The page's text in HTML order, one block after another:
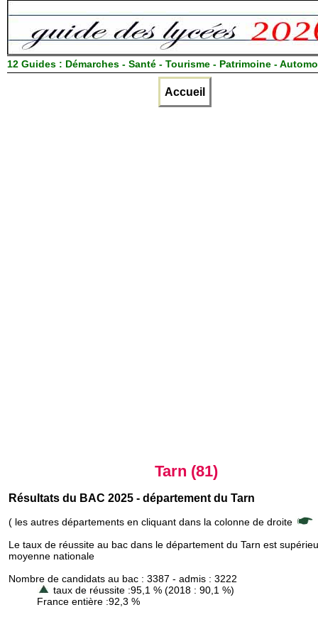
12 Guides : Démarches - Santé - Tourisme - Patrimoine -
Accueil
Tarn (81)
Résultats du BAC 2025 - département du Tarn
( les autres départements en cliquant dans la colonne de droite
Le taux de réussite au bac dans le département du Tarn est
moyenne nationale
Nombre de candidats au bac : 3387 - admis : 3222
taux de réussite :95,1 % (2018 : 90,1 %)
France entière :92,3 %